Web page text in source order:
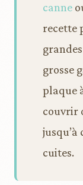
canne
recette
grosse
plaque
couvrir
jusqu’à
cuites.